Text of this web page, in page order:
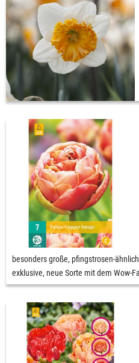
besonders große, pfingstrosen-
exklusive, neue Sorte mit dem Wow-